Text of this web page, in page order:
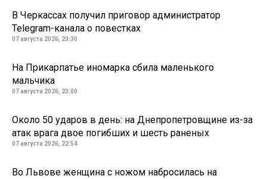
В Черкассах получил приговор администратор
Telegram-канала о повестках
07 августа 2026, 23:30
На Прикарпатье иномарка сбила маленького
мальчика
07 августа 2026, 23:00
Около 50 ударов в день: на Днепропетровщине из-за
атак врага двое погибших и шесть раненых
07 августа 2026, 22:54
Во Львове женщина с ножом набросилась на